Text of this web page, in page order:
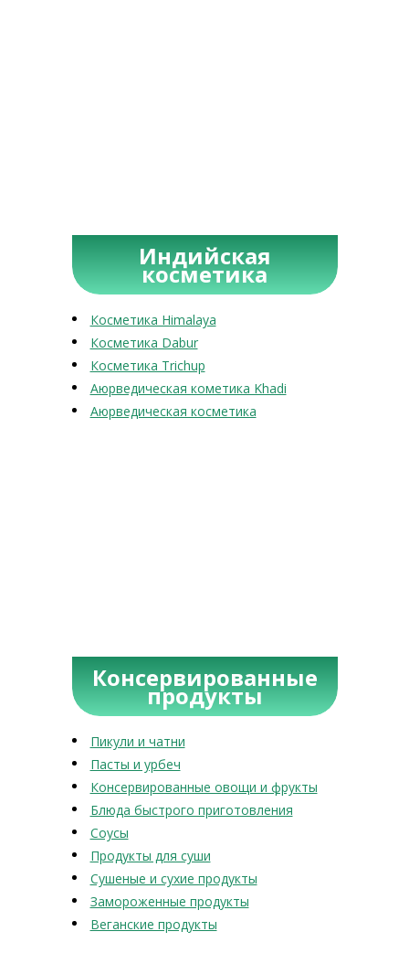
Индийская
косметика
Косметика Himalaya
Косметика Dabur
Косметика Trichup
Аюрведическая кометика Khadi
Аюрведическая косметика
Консервированные
продукты
Пикули и чатни
Пасты и урбеч
Консервированные овощи и фрукты
Блюда быстрого приготовления
Соусы
Продукты для суши
Сушеные и сухие продукты
Замороженные продукты
Веганские продукты